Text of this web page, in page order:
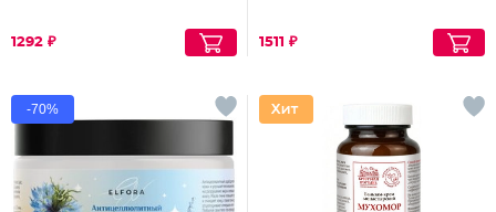
1292 ₽ 1511 ₽
-70%